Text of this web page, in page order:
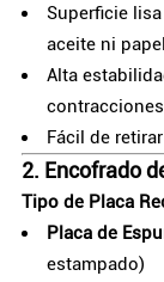
Superficie
aceite ni papel
Alta
Fácil de
2. Encofrado
Tipo de Placa
Placa de
estampado)